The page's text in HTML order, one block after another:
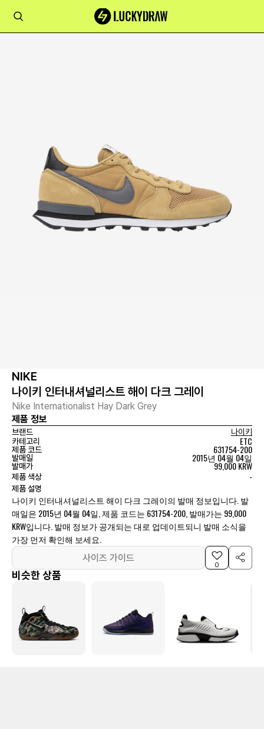
NIKE
나이키 인터내셔널리스트 해이 다크 그레이
Nike Internationalist Hay Dark Grey
제품 정보
브랜드
나이키
카테고리
ETC
제품 코드 631754-200
발매일 2015년 04월 04일
발매가 99,000 KRW
제품 색상 -
제품 설명
나이키 인터내셔널리스트 해이 다크 그레이의 발매 정보입니다. 발
매일은 2015년 04월 04일, 제품 코드는 631754-200, 발매가는 99,000
KRW입니다. 발매 정보가 공개되는 대로 업데이트되니 발매 소식을
가장 먼저 확인해 보세요.
사이즈 가이드
0
비슷한 상품